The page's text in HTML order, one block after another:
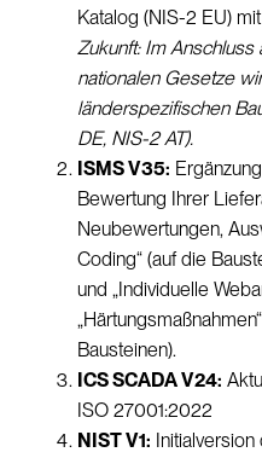
Katalog (NIS-2 EU)
Zukunft: Im
nationalen Gesetze
länderspezifischen
DE, NIS-2 AT).
ISMS V35:
Bewertung Ihrer
Neubewertungen,
Coding“ (auf die
und „Individuelle
Bausteinen).
ICS SCADA V24:
ISO 27001:2022
NIST V1: